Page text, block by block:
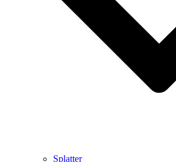
Splatter